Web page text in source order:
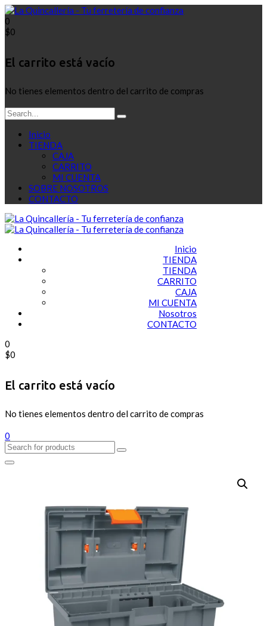
0
$0
El carrito está vacío
No tienes elementos dentro del carrito de compras
Inicio
TIENDA
CAJA
CARRITO
MI CUENTA
SOBRE NOSOTROS
CONTACTO
Inicio
TIENDA
TIENDA
CARRITO
CAJA
MI CUENTA
Nosotros
CONTACTO
0
$0
El carrito está vacío
No tienes elementos dentro del carrito de compras
0